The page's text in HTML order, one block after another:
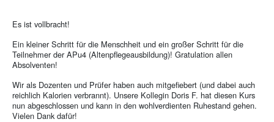
Es ist vollbracht!
Ein kleiner Schritt für die Menschheit und ein großer Schritt für die
Teilnehmer der APu4 (Altenpflegeausbildung)! Gratulation allen
Absolventen!
Wir als Dozenten und Prüfer haben auch mitgefiebert (und dabei auch
reichlich Kalorien verbrannt). Unsere Kollegin Doris F. hat diesen Kurs
nun abgeschlossen und kann in den wohlverdienten Ruhestand gehen.
Vielen Dank dafür!